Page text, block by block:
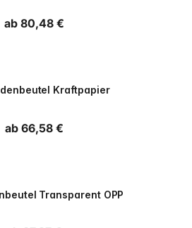
Normaler Preis
ab 80,48 €
Kraftpapier
Normaler Preis
ab 66,58 €
Transparent OPP